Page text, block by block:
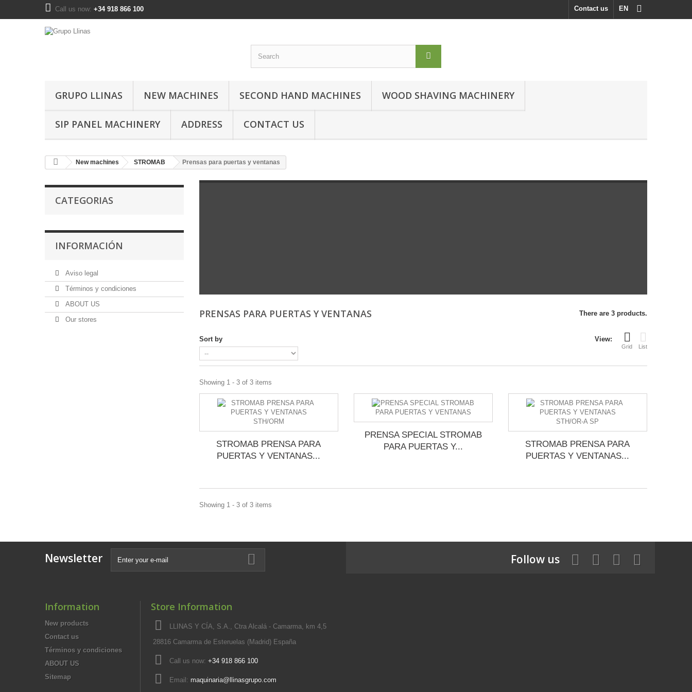
EN
Contact us
Call us now: +34 918 866 100
GRUPO LLINAS NEW MACHINES SECOND HAND MACHINES WOOD SHAVING MACHINERY
SIP PANEL MACHINERY ADDRESS CONTACT US
New machines STROMAB Prensas para puertas y ventanas
CATEGORIAS
INFORMACIÓN
Aviso legal
Términos y condiciones
ABOUT US
Our stores
PRENSAS PARA PUERTAS Y VENTANAS There are 3 products.
View:
Grid List
Sort by
Showing 1 - 3 of 3 items
STROMAB PRENSA PARA
PUERTAS Y VENTANAS...
PRENSA SPECIAL STROMAB
PARA PUERTAS Y...
STROMAB PRENSA PARA
PUERTAS Y VENTANAS...
Showing 1 - 3 of 3 items
Newsletter Follow us
Information
New products
Contact us
Términos y condiciones
ABOUT US
Sitemap
Store Information
LLINAS Y CÍA, S.A., Ctra Alcalá - Camarma, km 4,5
28816 Camarma de Esteruelas (Madrid) España
Call us now: +34 918 866 100
Email: maquinaria@llinasgrupo.com